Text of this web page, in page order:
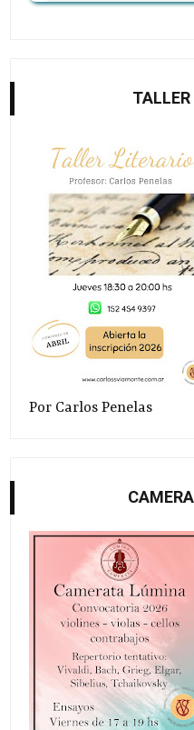
Por Carlos Penelas